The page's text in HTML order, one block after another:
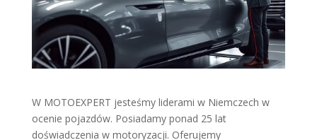
W MOTOEXPERT jesteśmy liderami w Niemczech w
ocenie pojazdów. Posiadamy ponad 25 lat
doświadczenia w motoryzacji. Oferujemy